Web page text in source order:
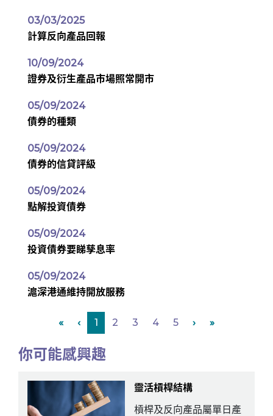
03/03/2025
計算反向產品回報
10/09/2024
證券及衍生產品市場照常開市
05/09/2024
債券的種類
05/09/2024
債券的信貸評級
05/09/2024
點解投資債券
05/09/2024
投資債券要睇孳息率
05/09/2024
滬深港通維持開放服務
« ‹ 1 2 3 4 5 › »
你可能感興趣
靈活槓桿結構
槓桿及反向產品屬單日產